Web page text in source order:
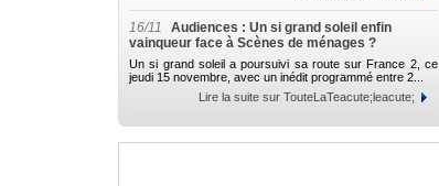
16/11
Audiences : Un si grand soleil enfin
vainqueur face à Scènes de ménages ?
Un si grand soleil a poursuivi sa route sur France 2, ce
jeudi 15 novembre, avec un inédit programmé entre 2...
Lire la suite sur TouteLaTeacute;leacute;